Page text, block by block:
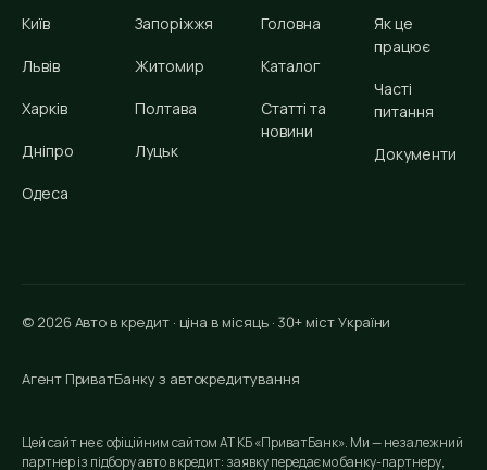
Київ
Львів
Харків
Дніпро
Одеса
Запоріжжя
Житомир
Полтава
Луцьк
Головна
Каталог
Статті та
новини
Як це
працює
Часті
питання
Документи
© 2026 Авто в кредит · ціна в місяць · 30+ міст України
Агент ПриватБанку з автокредитування
Цей сайт не є офіційним сайтом АТ КБ «ПриватБанк». Ми — незалежний
партнер із підбору авто в кредит: заявку передаємо банку-партнеру,